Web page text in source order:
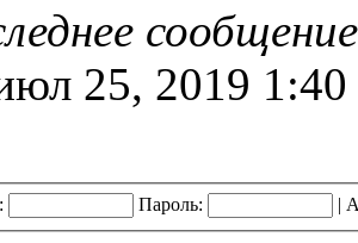
сообщение
25, 2019 1:40
Пароль: |